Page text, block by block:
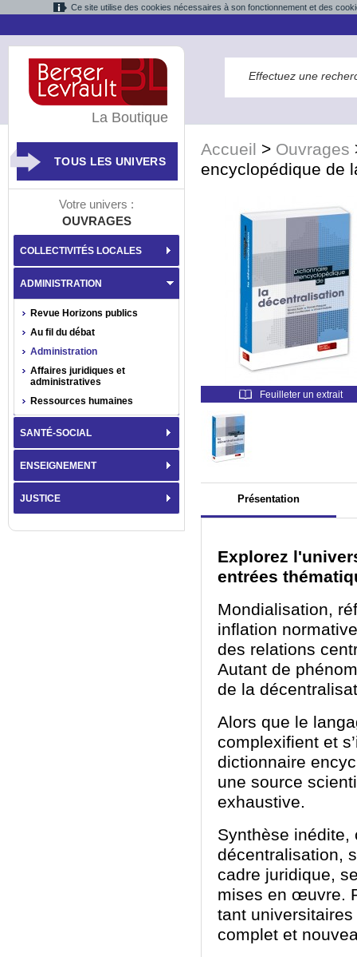
Ce site utilise des cookies nécessaires à son fonctionnement et des
Accueil > Ouvrages
encyclopédique de
Feuilleter un extrait
Présentation
Explorez
entrées
Mondialisation,
inflation
des relations
Autant de
de la
Alors que le
complexifient et
dictionnaire
une source
exhaustive.
Synthèse inédite,
décentralisation,
cadre juridique,
mises en œuvre.
tant
complet et
La Boutique
TOUS LES UNIVERS
Votre univers :
OUVRAGES
COLLECTIVITÉS LOCALES
ADMINISTRATION
Revue Horizons publics
Au fil du débat
Administration
Affaires juridiques et
administratives
Ressources humaines
SANTÉ-SOCIAL
ENSEIGNEMENT
JUSTICE